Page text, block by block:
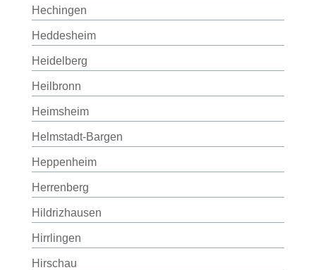
Hechingen
Heddesheim
Heidelberg
Heilbronn
Heimsheim
Helmstadt-Bargen
Heppenheim
Herrenberg
Hildrizhausen
Hirrlingen
Hirschau